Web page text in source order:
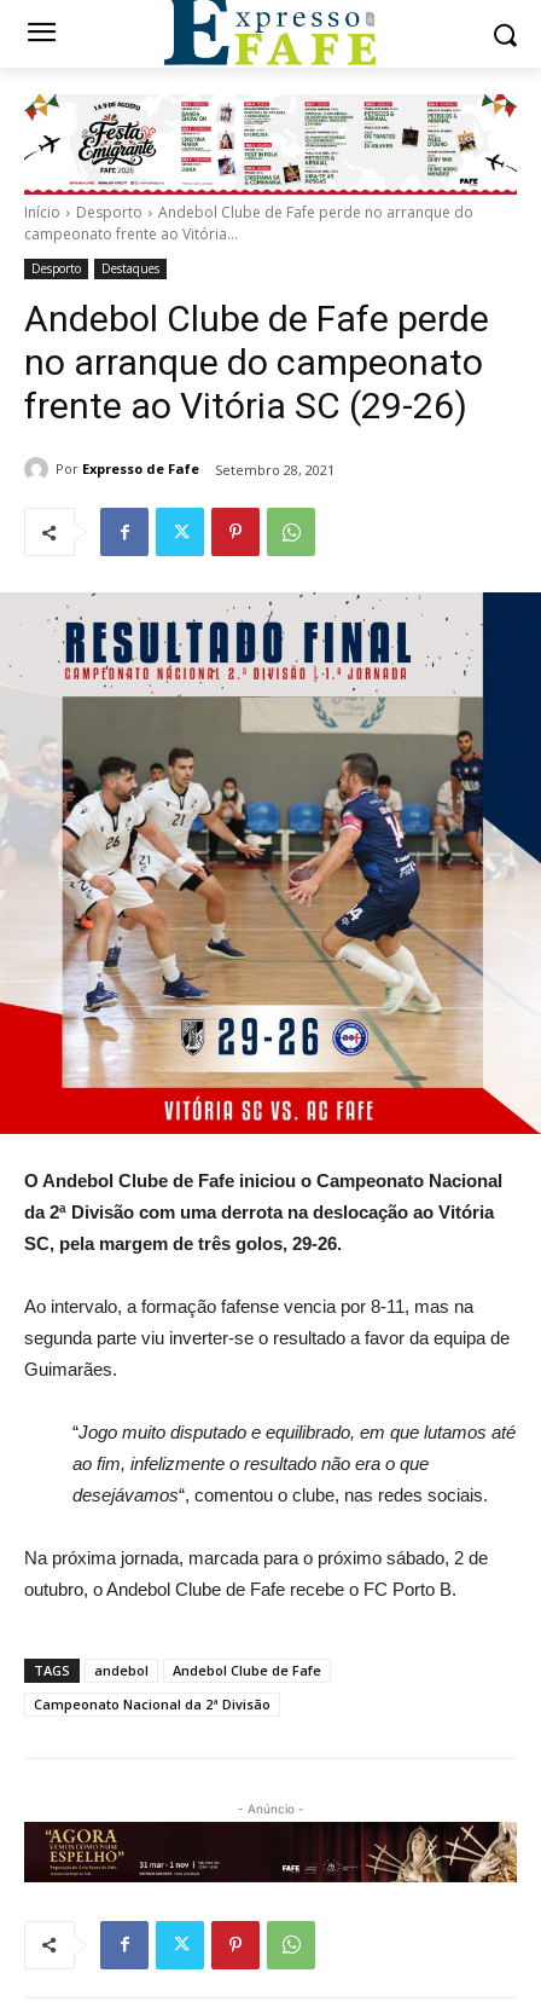
Início Desporto
Andebol Clube de Fafe perde no arranque do
campeonato frente ao Vitória...
Desporto Destaques
Andebol Clube de Fafe perde
no arranque do campeonato
frente ao Vitória SC (29-26)
Por Expresso de Fafe Setembro 28, 2021
O Andebol Clube de Fafe iniciou o Campeonato Nacional
da 2ª Divisão com uma derrota na deslocação ao Vitória
SC, pela margem de três golos, 29-26.
Ao intervalo, a formação fafense vencia por 8-11, mas na
segunda parte viu inverter-se o resultado a favor da equipa de
Guimarães.
“Jogo muito disputado e equilibrado, em que lutamos até
ao fim, infelizmente o resultado não era o que
desejávamos“, comentou o clube, nas redes sociais.
Na próxima jornada, marcada para o próximo sábado, 2 de
outubro, o Andebol Clube de Fafe recebe o FC Porto B.
TAGS andebol
Andebol Clube de Fafe
Campeonato Nacional da 2ª Divisão
- Anúncio -